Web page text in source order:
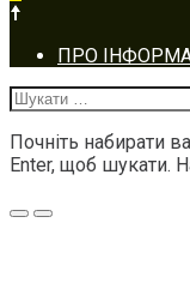
Footer
navigation
ПРО
Шукати:
Почніть набирати
Enter, щоб шукати.
Меню